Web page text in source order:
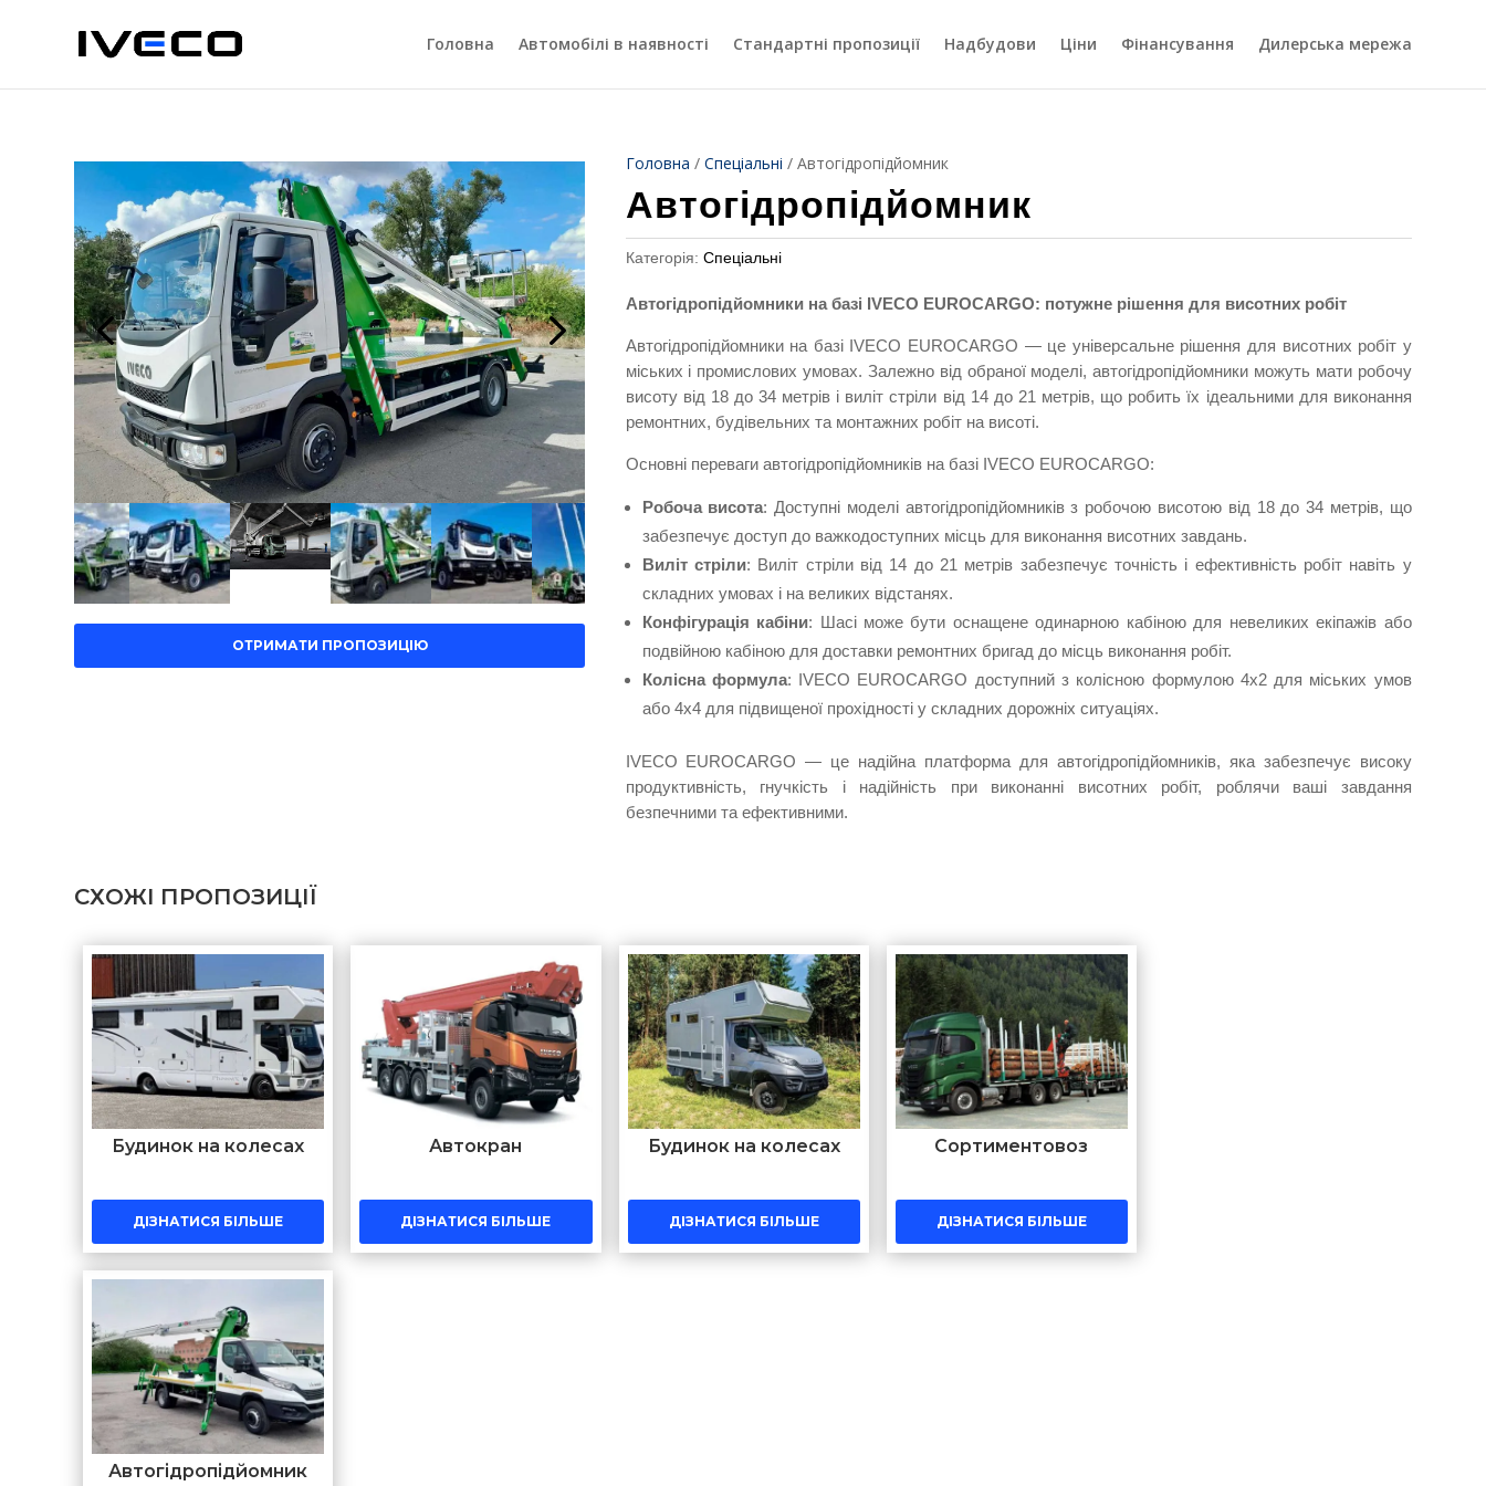
Головна Автомобілі в наявності Стандартні пропозиції Надбудови Ціни Фінансування Дилерська мережа
ОТРИМАТИ ПРОПОЗИЦІЮ
Головна / Спеціальні / Автогідропідйомник
Автогідропідйомник
Категорія: Спеціальні
Автогідропідйомники на базі IVECO EUROCARGO: потужне рішення для висотних робіт
Автогідропідйомники на базі IVECO EUROCARGO — це універсальне рішення для висотних робіт у
міських і промислових умовах. Залежно від обраної моделі, автогідропідйомники можуть мати робочу
висоту від 18 до 34 метрів і виліт стріли від 14 до 21 метрів, що робить їх ідеальними для виконання
ремонтних, будівельних та монтажних робіт на висоті.
Основні переваги автогідропідйомників на базі IVECO EUROCARGO:
Робоча висота: Доступні моделі автогідропідйомників з робочою висотою від 18 до 34 метрів, що
забезпечує доступ до важкодоступних місць для виконання висотних завдань.
Виліт стріли: Виліт стріли від 14 до 21 метрів забезпечує точність і ефективність робіт навіть у
складних умовах і на великих відстанях.
Конфігурація кабіни: Шасі може бути оснащене одинарною кабіною для невеликих екіпажів або
подвійною кабіною для доставки ремонтних бригад до місць виконання робіт.
Колісна формула: IVECO EUROCARGO доступний з колісною формулою 4х2 для міських умов
або 4х4 для підвищеної прохідності у складних дорожніх ситуаціях.
IVECO EUROCARGO — це надійна платформа для автогідропідйомників, яка забезпечує високу
продуктивність, гнучкість і надійність при виконанні висотних робіт, роблячи ваші завдання
безпечними та ефективними.
СХОЖІ ПРОПОЗИЦІЇ
Будинок на колесах
ДІЗНАТИСЯ БІЛЬШЕ
Автокран
ДІЗНАТИСЯ БІЛЬШЕ
Будинок на колесах
ДІЗНАТИСЯ БІЛЬШЕ
Сортиментовоз
ДІЗНАТИСЯ БІЛЬШЕ
Автогідропідйомник